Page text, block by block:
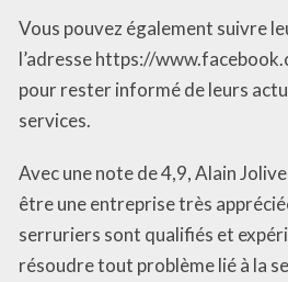
Vous pouvez également suivre
l’adresse https://
pour rester informé de leurs
services.
Avec une note de 4,9, Alain
être une entreprise très
serruriers sont qualifiés et
résoudre tout problème lié à la